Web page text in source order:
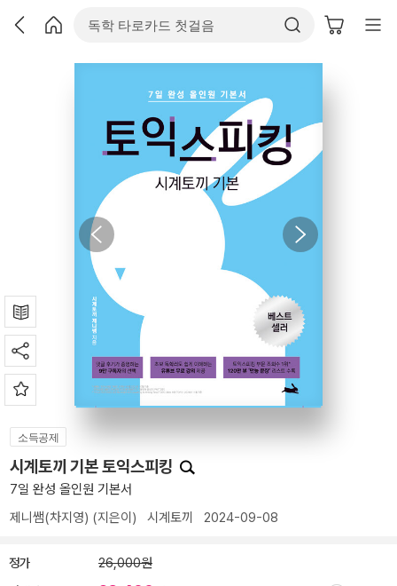
소득공제
시계토끼 기본 토익스피킹
7일 완성 올인원 기본서
제니쌤(차지영) (지은이) 시계토끼 2024-09-08
정가 26,000원